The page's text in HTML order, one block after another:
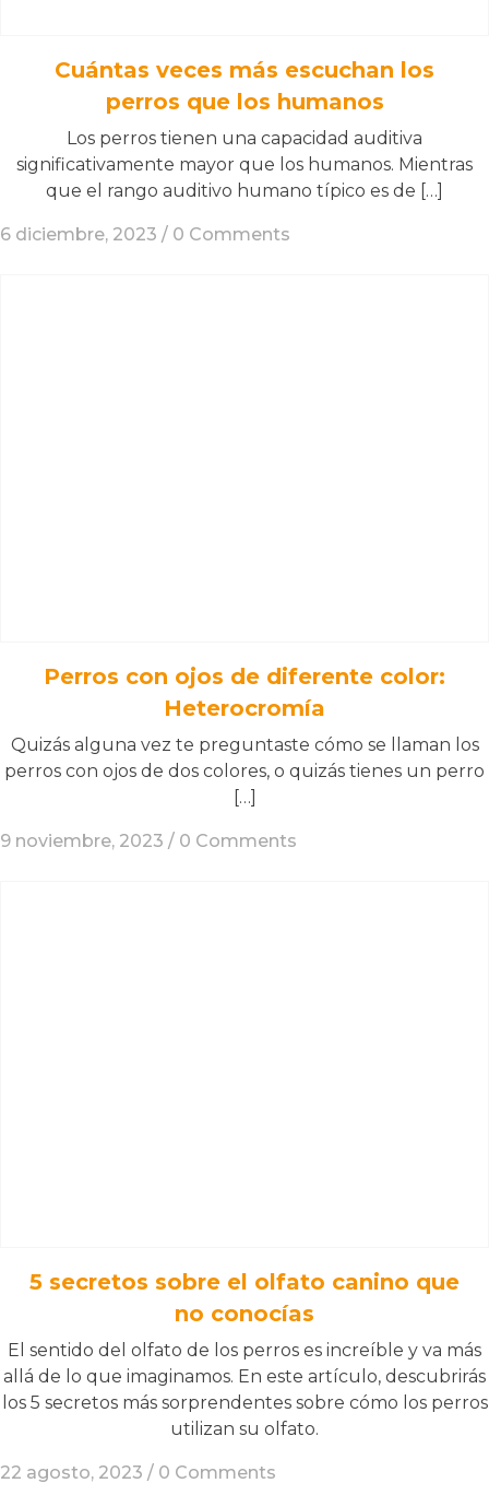
Cuántas veces más escuchan los
perros que los humanos
Los perros tienen una capacidad auditiva
significativamente mayor que los humanos. Mientras
que el rango auditivo humano típico es de […]
6 diciembre, 2023 / 0 Comments
Perros con ojos de diferente color:
Heterocromía
Quizás alguna vez te preguntaste cómo se llaman los
perros con ojos de dos colores, o quizás tienes un perro
[…]
9 noviembre, 2023 / 0 Comments
5 secretos sobre el olfato canino que
no conocías
El sentido del olfato de los perros es increíble y va más
allá de lo que imaginamos. En este artículo, descubrirás
los 5 secretos más sorprendentes sobre cómo los perros
utilizan su olfato.
22 agosto, 2023 / 0 Comments